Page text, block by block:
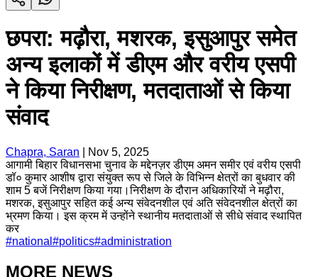
छपरा: मढ़ौरा, मशरक, इसुआपुर समेत
अन्य इलाकों में डीएम और वरीय एसपी
ने किया निरीक्षण, मतदाताओं से किया
संवाद
Chapra, Saran
Nov 5, 2025
आगामी बिहार विधानसभा चुनाव के मद्देनज़र डीएम अमन समीर एवं वरीय एसपी
डॉ० कुमार आशीष द्वारा संयुक्त रूप से जिले के विभिन्न क्षेत्रों का बुधवार की
शाम 5 बजें निरीक्षण किया गया।निरीक्षण के दौरान अधिकारियों ने मढ़ौरा,
मशरक, इसुआपुर सहित कई अन्य संवेदनशील एवं अति संवेदनशील क्षेत्रों का
भ्रमण किया। इस क्रम में उन्होंने स्थानीय मतदाताओं से सीधे संवाद स्थापित
कर
#national #politics#administration
MORE NEWS